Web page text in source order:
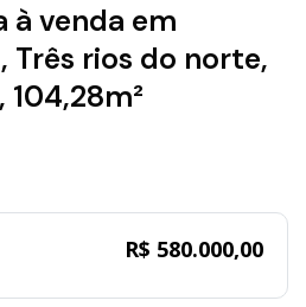
à venda em
Três rios do norte,
R$ 580.000,00